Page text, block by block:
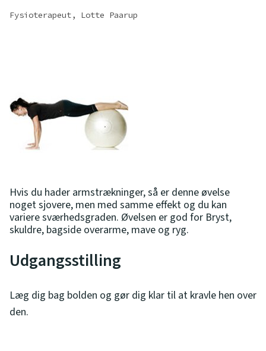
Fysioterapeut, Lotte Paarup
Hvis du hader armstrækninger, så er denne øvelse
noget sjovere, men med samme effekt og du kan
variere sværhedsgraden. Øvelsen er god for Bryst,
skuldre, bagside overarme, mave og ryg.
Udgangsstilling
Læg dig bag bolden og gør dig klar til at kravle hen over
den.